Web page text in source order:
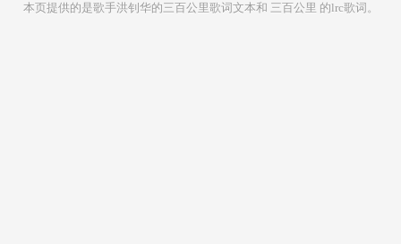
本页提供的是歌手洪钊华的三百公里歌词文本和 三百公里 的lrc歌词。